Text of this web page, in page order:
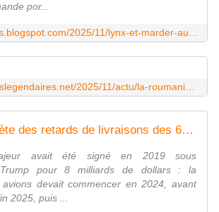
por...
Taïwan s'inquiète des retards de livraisons des 66 avions de chasse F16 américains
avait été signé en 2019 sous
Trump pour 8 milliards de dollars : la
devait commencer en 2024, avant
2025, puis ...